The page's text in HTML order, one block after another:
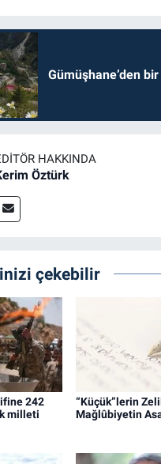
Gümüşhane’den
HAKKINDA
Öztürk
çekebilir
242
milleti
“Küçük”lerin
Mağlûbiyetin